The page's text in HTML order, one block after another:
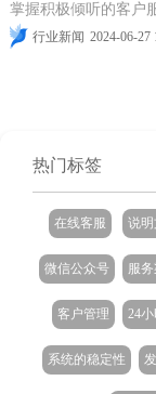
行业新闻 2024-06-27
热门标签
在线客服 说
微信公众号 服
客户管理 24
系统的稳定性